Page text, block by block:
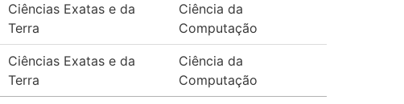
Ciências Exatas e da
Terra
Ciência da
Computação
Ciências Exatas e da
Terra
Ciência da
Computação